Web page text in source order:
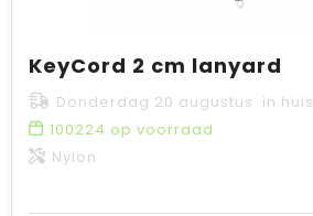
KeyCord 2 cm lanyard
Donderdag 20 augustus in huis
100224 op voorraad
Nylon